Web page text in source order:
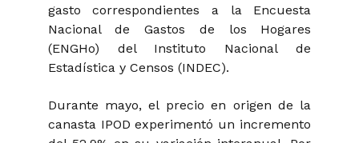
gasto correspondientes a la Encuesta
Nacional de Gastos de los Hogares
(ENGHo) del Instituto Nacional de
Estadística y Censos (INDEC).
Durante mayo, el precio en origen de la
canasta IPOD experimentó un incremento